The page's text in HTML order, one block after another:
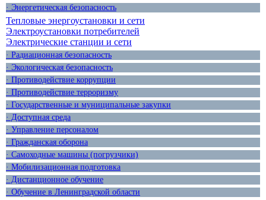
· Энергетическая безопасность
Тепловые энергоустановки и сети
Электроустановки потребителей
Электрические станции и сети
· Радиационная безопасность
· Экологическая безопасность
· Противодействие коррупции
· Противодействие терроризму
· Государственные и муниципальные закупки
· Доступная среда
· Управление персоналом
· Гражданская оборона
· Самоходные машины (погрузчики)
· Мобилизационная подготовка
· Дистанционное обучение
· Обучение в Ленинградской области